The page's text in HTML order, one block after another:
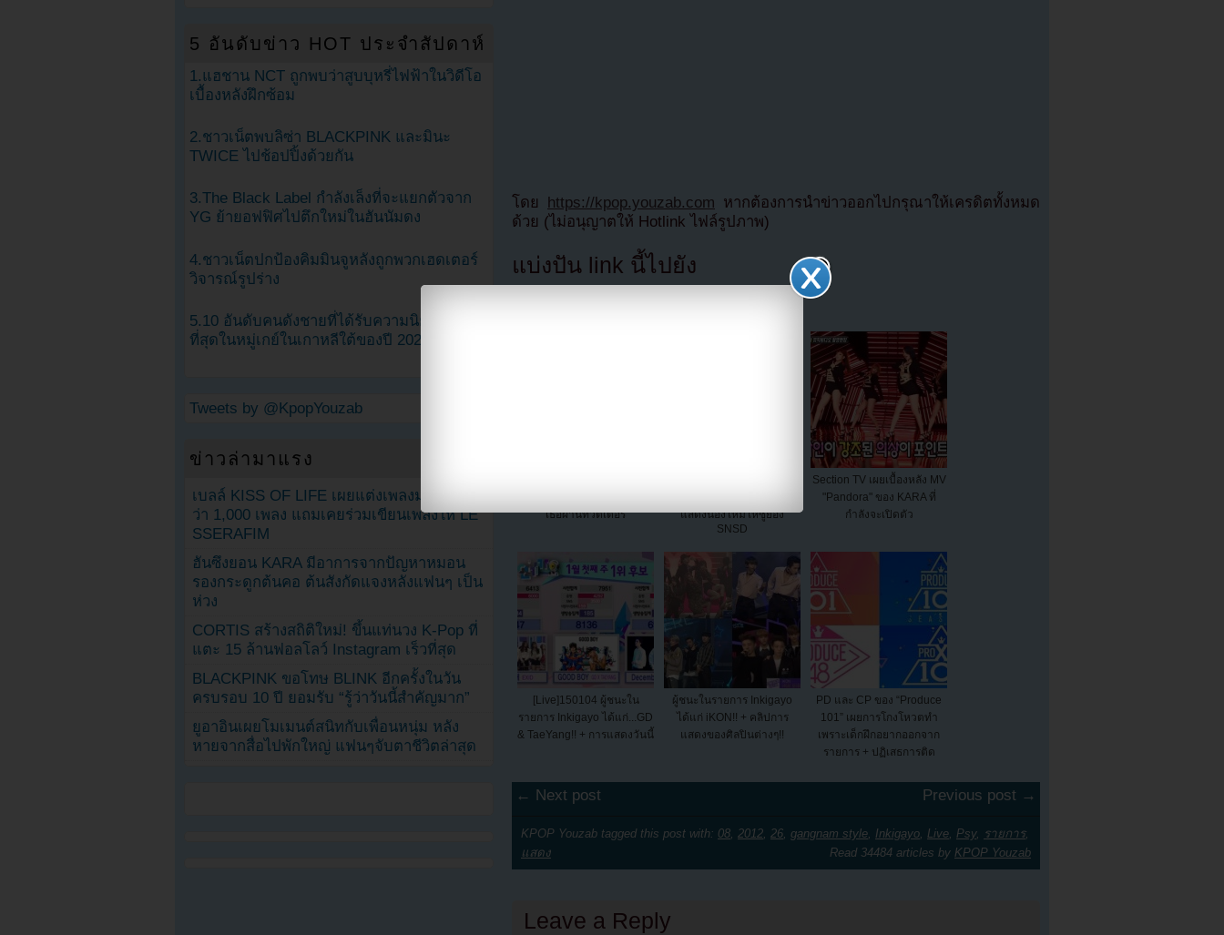
โดย https://kpop.youzab.com หากต้องการนำข่าวออกไปกรุณาให้เครดิตทั้งหมด
ด้วย (ไม่อนุญาตให้ Hotlink ไฟล์รูปภาพ)
แบ่งปัน link นี้ไปยัง
เธอผ่านทวิตเตอร์
แสดงน้องใหม่ให้ซูยอง
SNSD
Section TV เผยเบื้องหลัง MV
"Pandora" ของ KARA ที่
กำลังจะเปิดตัว
[Live]150104 ผู้ชนะใน
รายการ Inkigayo ได้แก่...GD
& TaeYang!! + การแสดงวันนี้
ผู้ชนะในรายการ Inkigayo
ได้แก่ iKON!! + คลิปการ
แสดงของศิลปินต่างๆ!!
PD และ CP ของ “Produce
101” เผยการโกงโหวตทำ
เพราะเด็กฝึกอยากออกจาก
รายการ + ปฏิเสธการติด
← Next post Previous post →
KPOP Youzab tagged this post with: 08, 2012, 26, gangnam style, Inkigayo, Live, Psy, รายการ,
แสดง
Read 34484 articles by KPOP Youzab
Leave a Reply
5 อันดับข่าว HOT ประจำสัปดาห์
1.แฮชาน NCT ถูกพบว่าสูบบุหรี่ไฟฟ้าในวิดีโอ
เบื้องหลังฝึกซ้อม
2.ชาวเน็ตพบลิซ่า BLACKPINK และมินะ
TWICE ไปช้อปปิ้งด้วยกัน
3.The Black Label กำลังเล็งที่จะแยกตัวจาก
YG ย้ายอฟฟิศไปตึกใหม่ในฮันนัมดง
4.ชาวเน็ตปกป้องคิมมินจูหลังถูกพวกเฮดเตอร์
วิจารณ์รูปร่าง
5.10 อันดับคนดังชายที่ได้รับความนิยมมาก
ที่สุดในหมู่เกย์ในเกาหลีใต้ของปี 2023
Tweets by @KpopYouzab
ข่าวล่ามาแรง
เบลล์ KISS OF LIFE เผยแต่งเพลงมาแล้วก
ว่า 1,000 เพลง แถมเคยร่วมเขียนเพลงให้ LE
SSERAFIM
ฮันซึงยอน KARA มีอาการจากปัญหาหมอน
รองกระดูกต้นคอ ต้นสังกัดแจงหลังแฟนๆ เป็น
ห่วง
CORTIS สร้างสถิติใหม่! ขึ้นแท่นวง K-Pop ที่
แตะ 15 ล้านฟอลโลว์ Instagram เร็วที่สุด
BLACKPINK ขอโทษ BLINK อีกครั้งในวัน
ครบรอบ 10 ปี ยอมรับ “รู้ว่าวันนี้สำคัญมาก”
ยูอาอินเผยโมเมนต์สนิทกับเพื่อนหนุ่ม หลัง
หายจากสื่อไปพักใหญ่ แฟนๆจับตาชีวิตล่าสุด